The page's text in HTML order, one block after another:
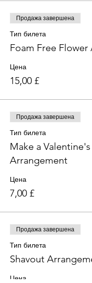
Продажа завершена
Тип билета
Foam Free
Цена
15,00 £
Продажа завершена
Тип билета
Make a Valentine's
Arrangement
Цена
7,00 £
Продажа завершена
Тип билета
Shavout
Цена